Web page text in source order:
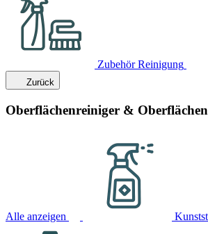
Zubehör Reinigung
Zurück
Oberflächenreiniger &
Alle anzeigen